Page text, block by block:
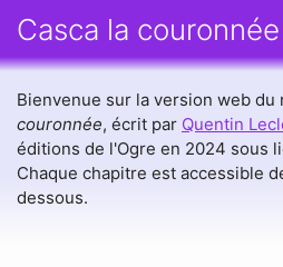
Casca la couronnée
Bienvenue sur la version web du
couronnée, écrit par Quentin
éditions de l'Ogre en 2024 sous
Chaque chapitre est accessible
dessous.